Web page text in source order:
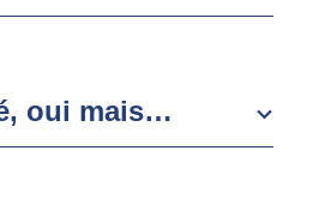
oui mais…